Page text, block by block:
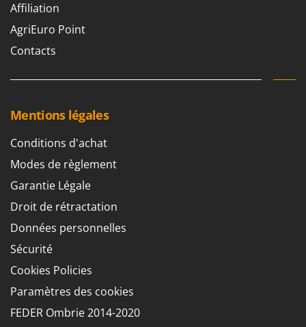
Affiliation
AgriEuro Point
Contacts
Mentions légales
Conditions d'achat
Modes de règlement
Garantie Légale
Droit de rétractation
Données personnelles
Sécurité
Cookies Policies
Paramètres des cookies
FEDER Ombrie 2014-2020